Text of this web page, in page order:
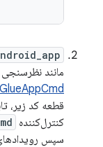
مانند
قطعه کد زیر،
کنترل‌کننده
سپس